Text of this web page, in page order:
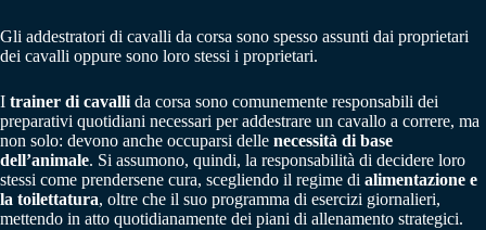
Gli addestratori di cavalli da corsa sono spesso assunti dai proprietari
dei cavalli oppure sono loro stessi i proprietari.
I trainer di cavalli da corsa sono comunemente responsabili dei
preparativi quotidiani necessari per addestrare un cavallo a correre, ma
non solo: devono anche occuparsi delle necessità di base
dell’animale. Si assumono, quindi, la responsabilità di decidere loro
stessi come prendersene cura, scegliendo il regime di alimentazione e
la toilettatura, oltre che il suo programma di esercizi giornalieri,
mettendo in atto quotidianamente dei piani di allenamento strategici.